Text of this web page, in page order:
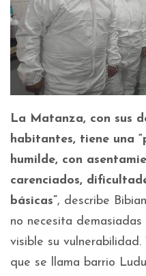
La Matanza, con sus
habitantes, tiene una
humilde, con
carenciados,
básicas”, describe
no necesita
visible su
que se llama barrio